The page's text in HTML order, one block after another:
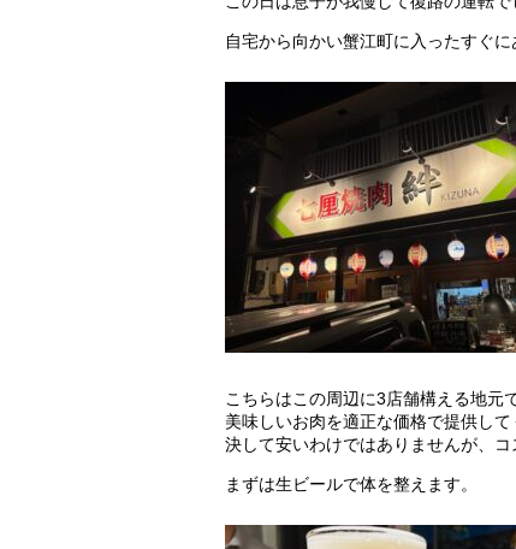
自宅から向かい蟹江町に入ったすぐ
こちらはこの周辺に3店舗構える地元
美味しいお肉を適正な価格で提供して
決して安いわけではありませんが、コ
まずは生ビールで体を整えます。